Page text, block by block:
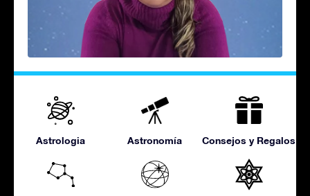
Astrologia Astronomía Consejos y Regalos